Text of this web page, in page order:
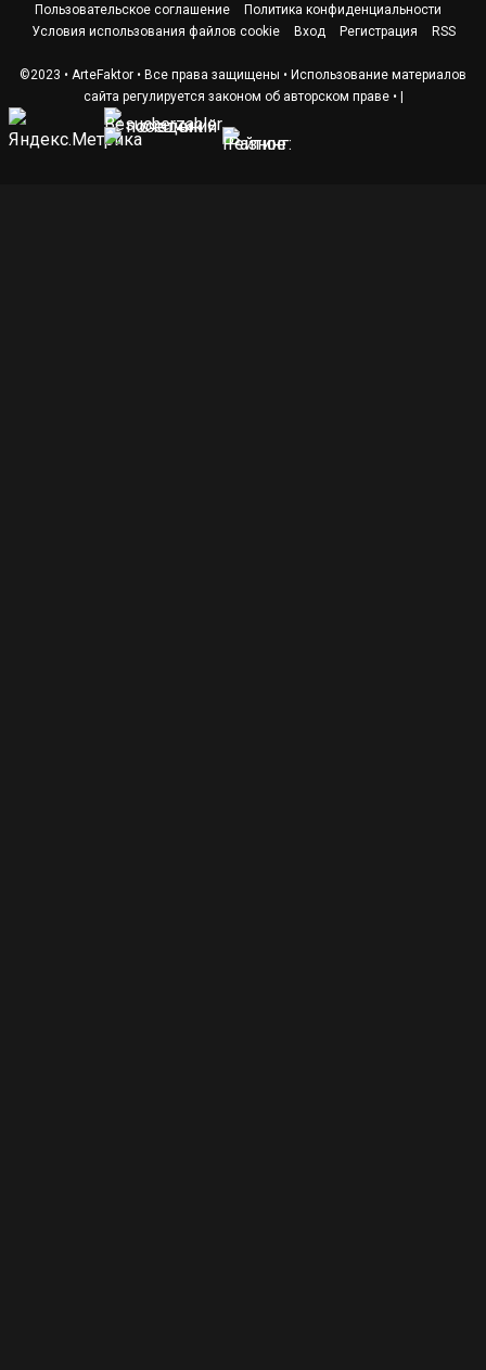
Пользовательское соглашение
Политика конфиденциальности
Условия использования файлов cookie
Вход Регистрация RSS
©2023 • ArteFaktor • Все права защищены • Использование материалов
сайта регулируется законом об авторском праве • |